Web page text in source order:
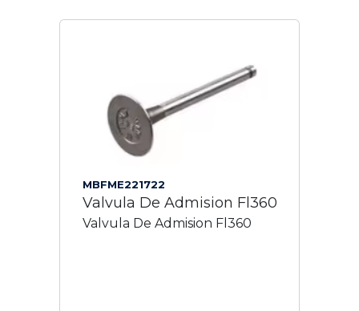
MBFME221722
Valvula De Admision Fl360
Valvula De Admision Fl360